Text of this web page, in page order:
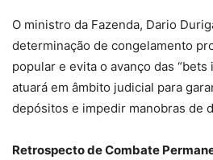
O ministro da Fazenda, Dario
determinação de congelamento
popular e evita o avanço das “bets
atuará em âmbito judicial para
depósitos e impedir manobras de
Retrospecto de Combate